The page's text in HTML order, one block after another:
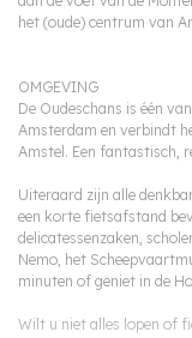
het (oude) centrum van
OMGEVING
De Oudeschans is één
Amsterdam en verbindt
Amstel. Een fantastisch,
Uiteraard zijn alle
een korte fietsafstand
delicatessenzaken,
Nemo, het
minuten of geniet in de
Wilt u niet alles lopen of